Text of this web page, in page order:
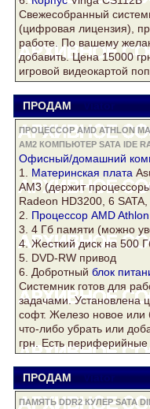
Свежесобранный
(цифровая лицензия),
работе. По вашему
добавить. Цена 15000
игровой видеокартой
ПРОДАМ Viator
ПРОЦЕССОР AMD ATHLON
AM2 КОМПЬЮТЕР SATA IDE
Офисный/домашний
1. Материнская плата
AM3 (держит
Radeon HD3200, 6
2. Процессор AMD Athlon
3. 4 Гб памяти (можно
4. Жесткийдискна 500
5. DVD-RW привод
6. Добротный блок
Системник готов для
задачами. Установлена
софт. Железо новое или
что-либо убрать или
грн. Есть периферийные
ПРОДАМ Viator
ПАМЯТЬ DDR2 КУЛЕР SATA